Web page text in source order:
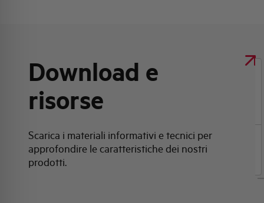
Download e
risorse
Scarica i materiali informativi e tecnici per
approfondire le caratteristiche dei nostri
prodotti.
Clicca qui per scaricare: Scheda tecnica
prodotto
Scheda tecnica prodotto